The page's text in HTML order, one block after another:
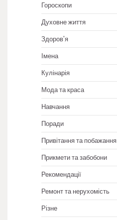
Гороскопи
Духовне життя
Здоров'я
Імена
Кулінарія
Мода та краса
Навчання
Поради
Привітання та побажання
Прикмети та забобони
Рекомендації
Ремонт та нерухомість
Різне